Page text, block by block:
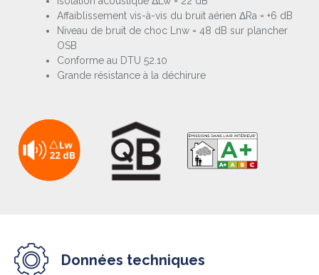
Affaiblissement vis-à-vis du bruit aérien ΔRa = +6 dB
Niveau de bruit de choc Lnw = 48 dB sur plancher
OSB
Conforme au DTU 52.10
Grande résistance à la déchirure
Données techniques